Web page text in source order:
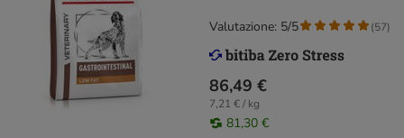
86,49 €
7,21 € / kg
81,30 €
Valutazione: 5/5 (57)